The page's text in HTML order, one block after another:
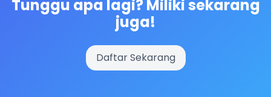
Tunggu apa lagi? Miliki sekarang
juga!
Daftar Sekarang